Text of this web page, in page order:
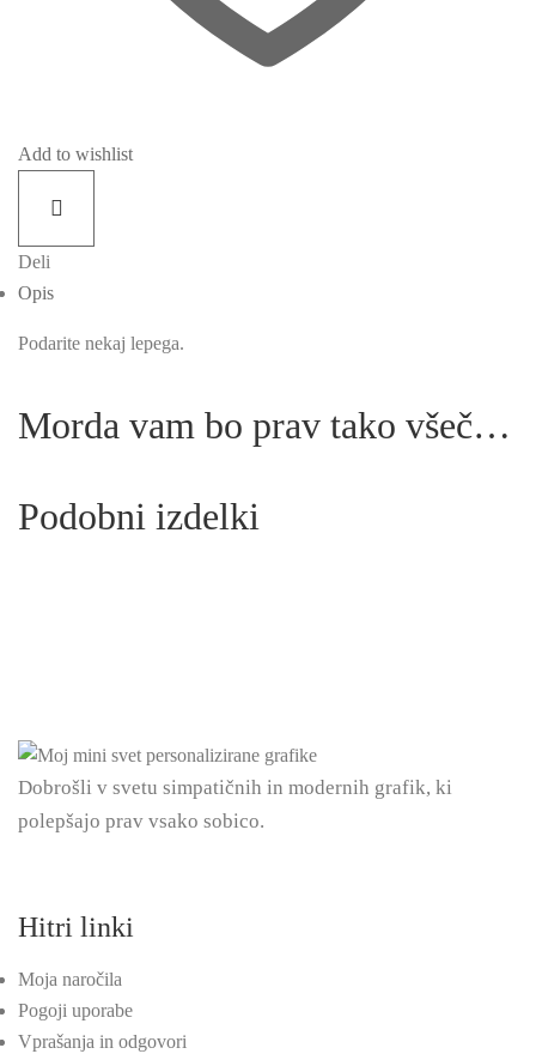
Add to wishlist
Deli
Opis
Podarite nekaj lepega.
Morda vam bo prav tako všeč…
Podobni izdelki
Dobrošli v svetu simpatičnih in modernih grafik, ki
polepšajo prav vsako sobico.
Hitri linki
Moja naročila
Pogoji uporabe
Vprašanja in odgovori